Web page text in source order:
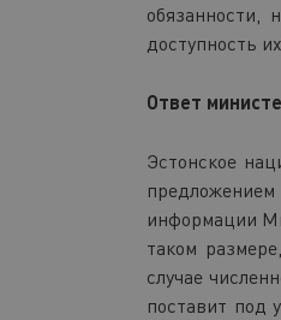
обязанности,
доступность их
Ответ
Эстонское
информации
таком
случае
поставит под